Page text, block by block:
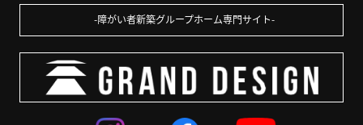
障がい者新築グループホーム専門サイト